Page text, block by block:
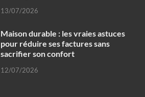
13/07/2026
Maison durable : les vraies astuces
pour réduire ses factures sans
sacrifier son confort
12/07/2026